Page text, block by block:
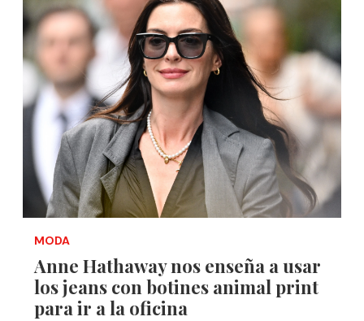
MODA
Anne Hathaway nos enseña a usar
los jeans con botines animal print
para ir a la oficina